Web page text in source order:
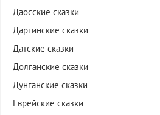
Даосские сказки
Даргинские сказки
Датские сказки
Долганские сказки
Дунганские сказки
Еврейские сказки